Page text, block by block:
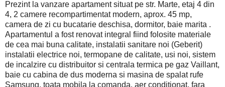
Prezint la vanzare apartament situat pe str. Marte, etaj 4 din
4, 2 camere recompartimentat modern, aprox. 45 mp,
camera de zi cu bucatarie deschisa, dormitor, baie marita .
Apartamentul a fost renovat integral fiind folosite materiale
de cea mai buna calitate, instalatii sanitare noi (Geberit)
instalatii electrice noi, termopane de calitate, usi noi, sistem
de incalzire cu distribuitor si centrala termica pe gaz Vaillant,
baie cu cabina de dus moderna si masina de spalat rufe
Samsung, toata mobila la comanda, aer conditionat, fara